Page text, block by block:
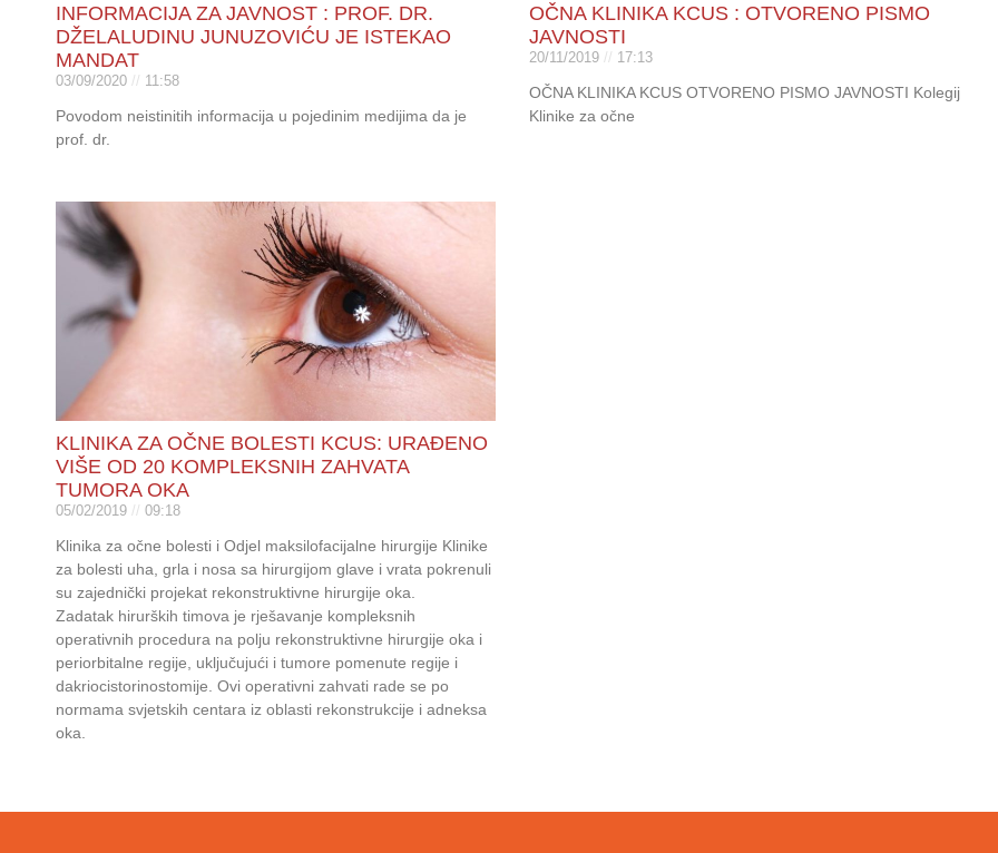
INFORMACIJA ZA JAVNOST : PROF. DR.
DŽELALUDINU JUNUZOVIĆU JE ISTEKAO
MANDAT
03/09/2020 11:58
Povodom neistinitih informacija u pojedinim medijima da je
prof. dr.
OČNA KLINIKA KCUS : OTVORENO PISMO
JAVNOSTI
20/11/2019 17:13
OČNA KLINIKA KCUS OTVORENO PISMO JAVNOSTI Kolegij
Klinike za očne
KLINIKA ZA OČNE BOLESTI KCUS: URAĐENO
VIŠE OD 20 KOMPLEKSNIH ZAHVATA
TUMORA OKA
05/02/2019 09:18
Klinika za očne bolesti i Odjel maksilofacijalne hirurgije Klinike
za bolesti uha, grla i nosa sa hirurgijom glave i vrata pokrenuli
su zajednički projekat rekonstruktivne hirurgije oka.
Zadatak hirurških timova je rješavanje kompleksnih
operativnih procedura na polju rekonstruktivne hirurgije oka i
periorbitalne regije, uključujući i tumore pomenute regije i
dakriocistorinostomije. Ovi operativni zahvati rade se po
normama svjetskih centara iz oblasti rekonstrukcije i adneksa
oka.